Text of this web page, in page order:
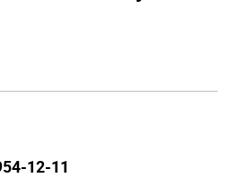
12-11